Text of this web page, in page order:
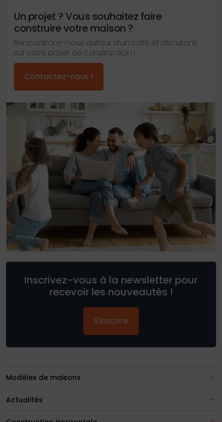
Un projet ? Vous souhaitez faire
construire votre maison ?
Rencontrons-nous autour d’un café et discutons
sur votre projet de construction !
Contactez-nous !
Inscrivez-vous à la newsletter pour
recevoir les nouveautés !
S'inscrire
Modèles de maisons
Actualités